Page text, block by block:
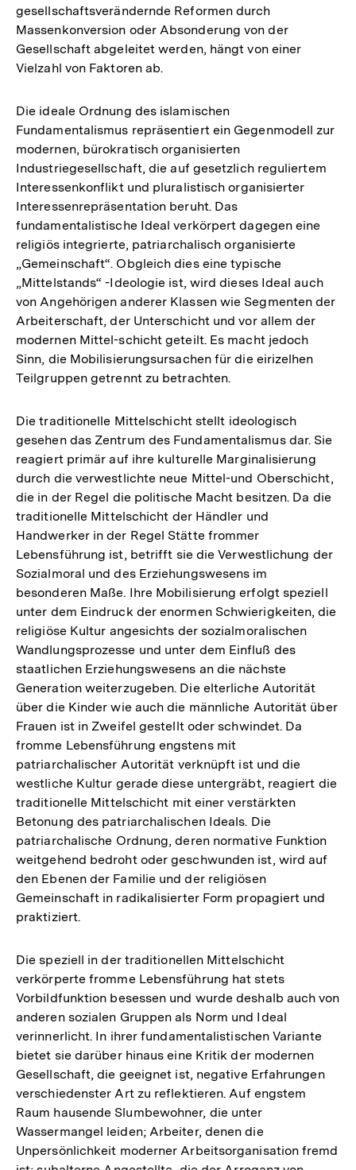
gesellschaftsverändernde Reformen durch
Massenkonversion oder Absonderung von der
Gesellschaft abgeleitet werden, hängt von einer
Vielzahl von Faktoren ab.
Die ideale Ordnung des islamischen
Fundamentalismus repräsentiert ein Gegenmodell zur
modernen, bürokratisch organisierten
Industriegesellschaft, die auf gesetzlich reguliertem
Interessenkonflikt und pluralistisch organisierter
Interessenrepräsentation beruht. Das
fundamentalistische Ideal verkörpert dagegen eine
religiös integrierte, patriarchalisch organisierte
„Gemeinschaft“. Obgleich dies eine typische
„Mittelstands“ -Ideologie ist, wird dieses Ideal auch
von Angehörigen anderer Klassen wie Segmenten der
Arbeiterschaft, der Unterschicht und vor allem der
modernen Mittel-schicht geteilt. Es macht jedoch
Sinn, die Mobilisierungsursachen für die eirizelhen
Teilgruppen getrennt zu betrachten.
Die traditionelle Mittelschicht stellt ideologisch
gesehen das Zentrum des Fundamentalismus dar. Sie
reagiert primär auf ihre kulturelle Marginalisierung
durch die verwestlichte neue Mittel-und Oberschicht,
die in der Regel die politische Macht besitzen. Da die
traditionelle Mittelschicht der Händler und
Handwerker in der Regel Stätte frommer
Lebensführung ist, betrifft sie die Verwestlichung der
Sozialmoral und des Erziehungswesens im
besonderen Maße. Ihre Mobilisierung erfolgt speziell
unter dem Eindruck der enormen Schwierigkeiten, die
religiöse Kultur angesichts der sozialmoralischen
Wandlungsprozesse und unter dem Einfluß des
staatlichen Erziehungswesens an die nächste
Generation weiterzugeben. Die elterliche Autorität
über die Kinder wie auch die männliche Autorität über
Frauen ist in Zweifel gestellt oder schwindet. Da
fromme Lebensführung engstens mit
patriarchalischer Autorität verknüpft ist und die
westliche Kultur gerade diese untergräbt, reagiert die
traditionelle Mittelschicht mit einer verstärkten
Betonung des patriarchalischen Ideals. Die
patriarchalische Ordnung, deren normative Funktion
weitgehend bedroht oder geschwunden ist, wird auf
den Ebenen der Familie und der religiösen
Gemeinschaft in radikalisierter Form propagiert und
praktiziert.
Die speziell in der traditionellen Mittelschicht
verkörperte fromme Lebensführung hat stets
Vorbildfunktion besessen und wurde deshalb auch von
anderen sozialen Gruppen als Norm und Ideal
verinnerlicht. In ihrer fundamentalistischen Variante
bietet sie darüber hinaus eine Kritik der modernen
Gesellschaft, die geeignet ist, negative Erfahrungen
verschiedenster Art zu reflektieren. Auf engstem
Raum hausende Slumbewohner, die unter
Wassermangel leiden; Arbeiter, denen die
Unpersönlichkeit moderner Arbeitsorganisation fremd